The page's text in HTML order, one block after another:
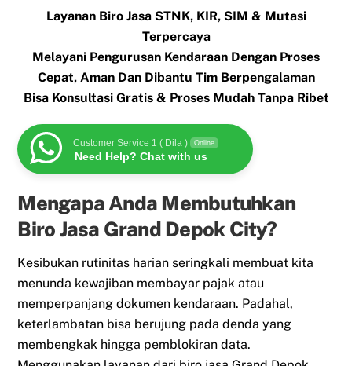
Layanan Biro Jasa STNK, KIR, SIM & Mutasi
Terpercaya
Melayani Pengurusan Kendaraan Dengan Proses
Cepat, Aman Dan Dibantu Tim Berpengalaman
Bisa Konsultasi Gratis & Proses Mudah Tanpa Ribet
Customer Service 1 ( Dila ) Online
Need Help? Chat with us
Mengapa Anda Membutuhkan
Biro Jasa Grand Depok City?
Kesibukan rutinitas harian seringkali membuat kita
menunda kewajiban membayar pajak atau
memperpanjang dokumen kendaraan. Padahal,
keterlambatan bisa berujung pada denda yang
membengkak hingga pemblokiran data.